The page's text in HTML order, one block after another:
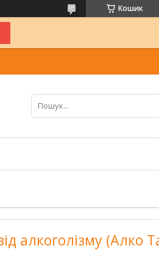
Кошик
алкоголізму (Алко